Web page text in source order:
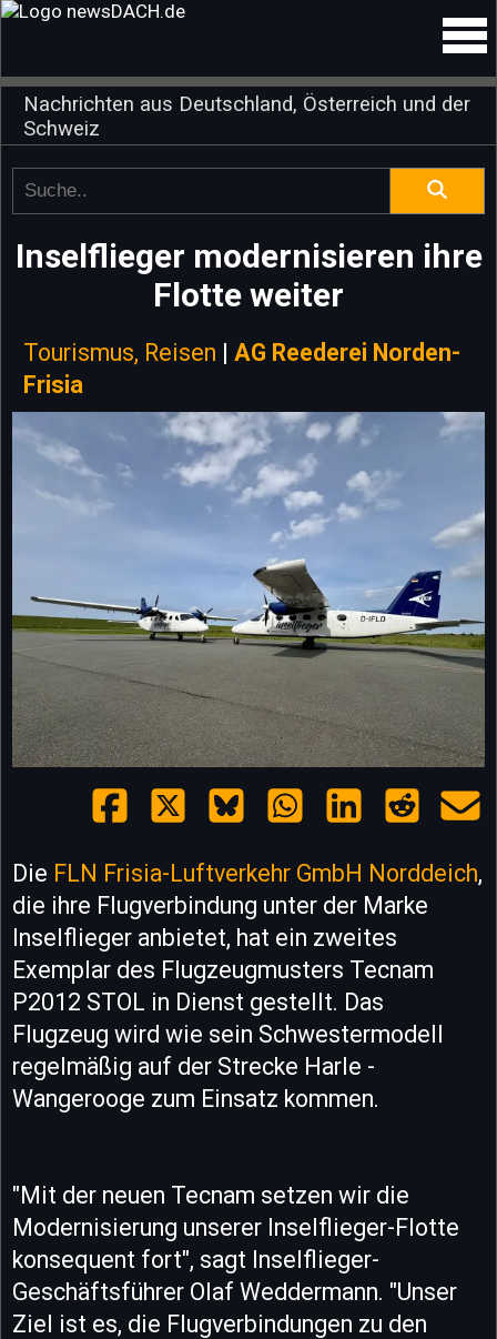
Nachrichten aus Deutschland, Österreich und der
Schweiz
Inselflieger modernisieren ihre
Flotte weiter
Tourismus, Reisen | AG Reederei Norden-
Frisia
Die FLN Frisia-Luftverkehr GmbH Norddeich,
die ihre Flugverbindung unter der Marke
Inselflieger anbietet, hat ein zweites
Exemplar des Flugzeugmusters Tecnam
P2012 STOL in Dienst gestellt. Das
Flugzeug wird wie sein Schwestermodell
regelmäßig auf der Strecke Harle -
Wangerooge zum Einsatz kommen.
"Mit der neuen Tecnam setzen wir die
Modernisierung unserer Inselflieger-Flotte
konsequent fort", sagt Inselflieger-
Geschäftsführer Olaf Weddermann. "Unser
Ziel ist es, die Flugverbindungen zu den